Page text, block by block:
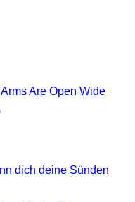
Are Open Wide
dich deine Sünden